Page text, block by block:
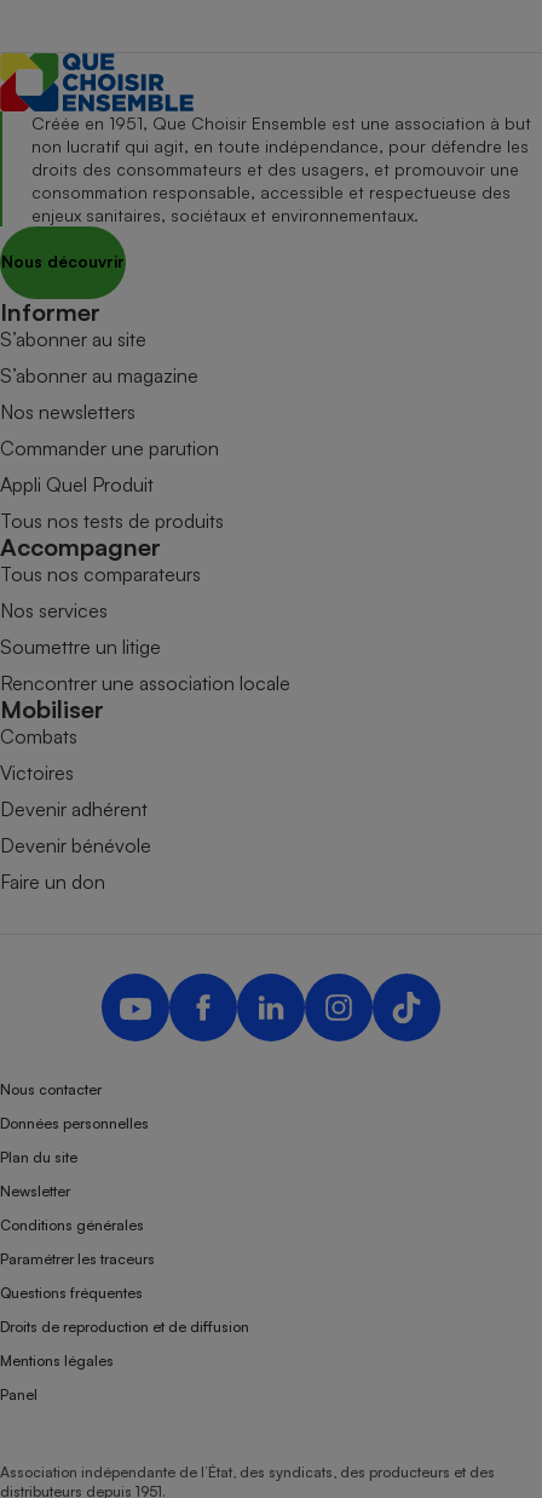
Créée en 1951, Que Choisir Ensemble est une association à but
non lucratif qui agit, en toute indépendance, pour défendre les
droits des consommateurs et des usagers, et promouvoir une
consommation responsable, accessible et respectueuse des
enjeux sanitaires, sociétaux et environnementaux.
Nous découvrir
Informer
S’abonner au site
S’abonner au magazine
Nos newsletters
Commander une parution
Appli Quel Produit
Tous nos tests de produits
Accompagner
Tous nos comparateurs
Nos services
Soumettre un litige
Rencontrer une association locale
Mobiliser
Combats
Victoires
Devenir adhérent
Devenir bénévole
Faire un don
Nous contacter
Données personnelles
Plan du site
Newsletter
Conditions générales
Paramétrer les traceurs
Questions fréquentes
Droits de reproduction et de diffusion
Mentions légales
Panel
Association indépendante de l’État, des syndicats, des producteurs et des
distributeurs depuis 1951.